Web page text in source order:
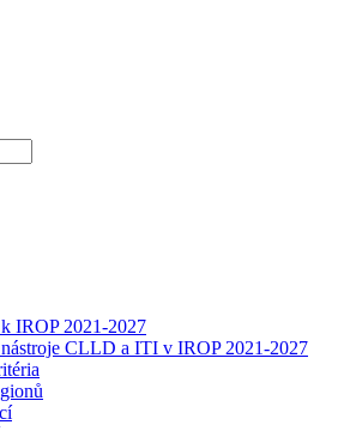
IROP 2021-2027
CLLD a ITI v IROP 2021-2027